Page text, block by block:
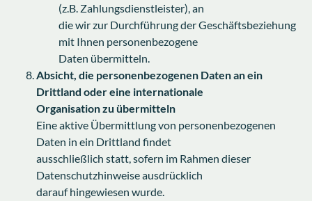
(z.B. Zahlungsdienstleister), an
die wir zur Durchführung der Geschäftsbeziehung
mit Ihnen personenbezogene
Daten übermitteln.
Absicht, die personenbezogenen Daten an ein
Drittland oder eine internationale
Organisation zu übermitteln
Eine aktive Übermittlung von personenbezogenen
Daten in ein Drittland findet
ausschließlich statt, sofern im Rahmen dieser
Datenschutzhinweise ausdrücklich
darauf hingewiesen wurde.